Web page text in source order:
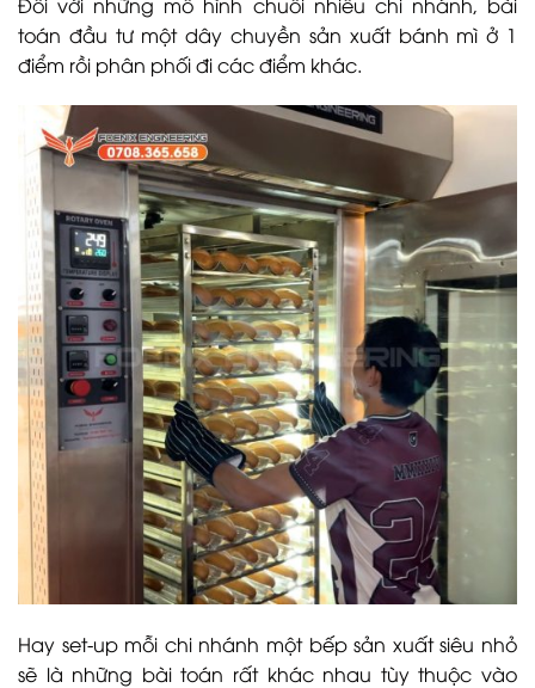
toán đầu tư một dây chuyền sản xuất bánh mì ở 1
điểm rồi phân phối đi các điểm khác.
Hay set-up mỗi chi nhánh một bếp sản xuất siêu nhỏ
sẽ là những bài toán rất khác nhau tùy thuộc vào